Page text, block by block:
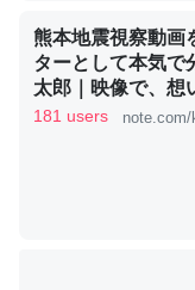
ちぼちRingも置こ
位置情報を共有し
これ見て生きてる
─たまにLINEするく
コミュニケーション
熊本地震視察動画
ターとして本気で
太郎｜映像で、想
181 users